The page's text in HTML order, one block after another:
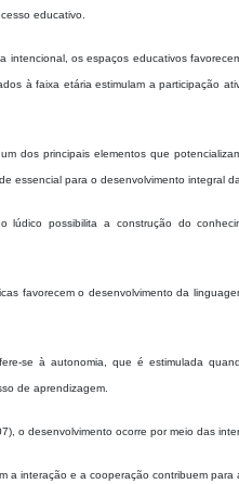
educativo.
intencional, os espaços educativos
à faixa etária estimulam a participação
dos principais elementos que
essencial para o desenvolvimento integral
lúdico possibilita a construção do
favorecem o desenvolvimento da
se à autonomia, que é estimulada
de aprendizagem.
o desenvolvimento ocorre por meio das
a interação e a cooperação contribuem para